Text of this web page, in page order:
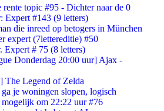
rente topic #95 - Dichter naar de 0
Expert #143 (9 letters)
die inreed op betogers in München
expert (7lettereditie) #50
Expert # 75 (8 letters)
Donderdag 20:00 uur] Ajax -
The Legend of Zelda
je woningen slopen, logisch
mogelijk om 22:22 uur #76